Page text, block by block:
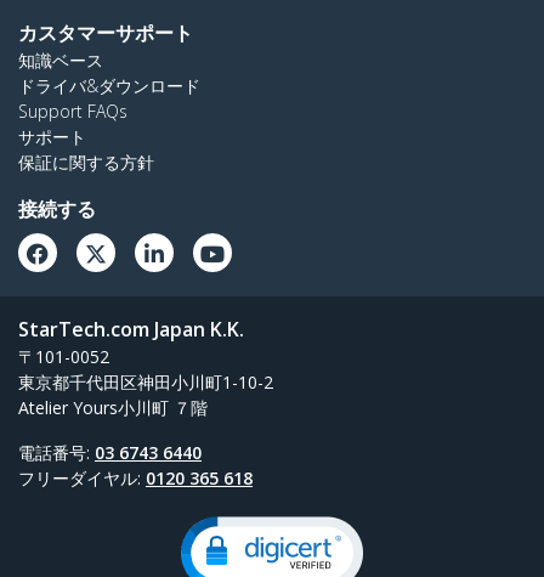
カスタマーサポート
知識ベース
ドライバ&ダウンロード
Support FAQs
サポート
保証に関する方針
接続する
StarTech.com Japan K.K.
〒101-0052
東京都千代田区神田小川町1-10-2
Atelier Yours小川町 ７階
電話番号: 03 6743 6440
フリーダイヤル: 0120 365 618